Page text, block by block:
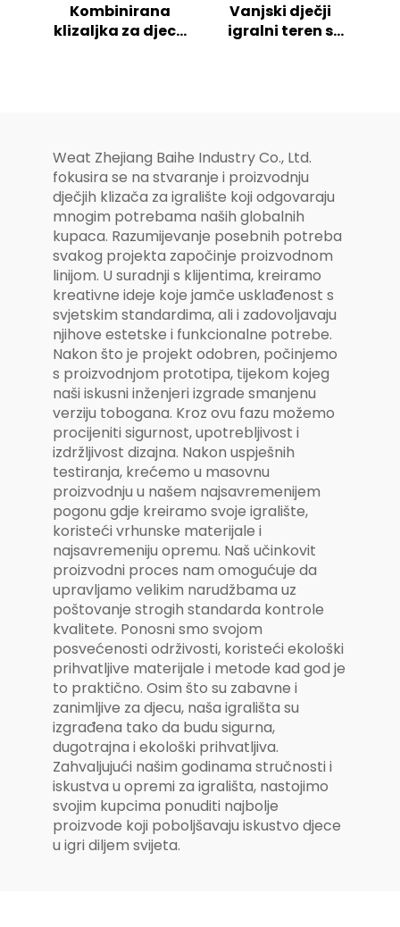
Kombinirana
klizaljka za djecu
Vanjski dječji
igralni teren s
Weat Zhejiang Baihe Industry Co., Ltd.
fokusira se na stvaranje i proizvodnju
dječjih klizača za igralište koji odgovaraju
mnogim potrebama naših globalnih
kupaca. Razumijevanje posebnih potreba
svakog projekta započinje proizvodnom
linijom. U suradnji s klijentima, kreiramo
kreativne ideje koje jamče usklađenost s
svjetskim standardima, ali i zadovoljavaju
njihove estetske i funkcionalne potrebe.
Nakon što je projekt odobren, počinjemo
s proizvodnjom prototipa, tijekom kojeg
naši iskusni inženjeri izgrade smanjenu
verziju tobogana. Kroz ovu fazu možemo
procijeniti sigurnost, upotrebljivost i
izdržljivost dizajna. Nakon uspješnih
testiranja, krećemo u masovnu
proizvodnju u našem najsavremenijem
pogonu gdje kreiramo svoje igralište,
koristeći vrhunske materijale i
najsavremeniju opremu. Naš učinkovit
proizvodni proces nam omogućuje da
upravljamo velikim narudžbama uz
poštovanje strogih standarda kontrole
kvalitete. Ponosni smo svojom
posvećenosti održivosti, koristeći ekološki
prihvatljive materijale i metode kad god je
to praktično. Osim što su zabavne i
zanimljive za djecu, naša igrališta su
izgrađena tako da budu sigurna,
dugotrajna i ekološki prihvatljiva.
Zahvaljujući našim godinama stručnosti i
iskustva u opremi za igrališta, nastojimo
svojim kupcima ponuditi najbolje
proizvode koji poboljšavaju iskustvo djece
u igri diljem svijeta.